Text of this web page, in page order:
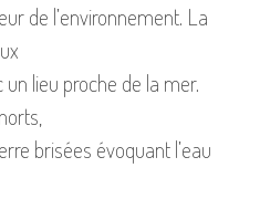
de l’environnement. La
lieu proche de la mer.
brisées évoquant l’eau